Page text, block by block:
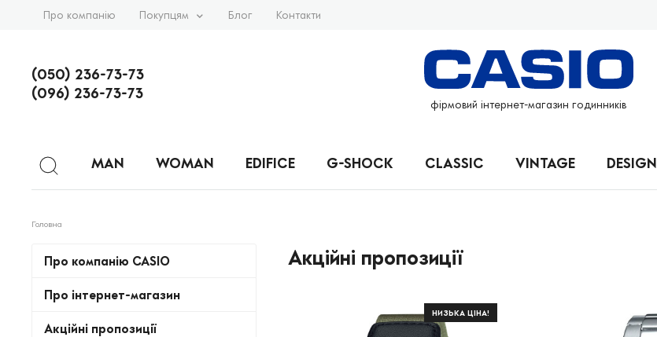
Про компанію Покупцям Блог Контакти
(050) 236-73-73
(096) 236-73-73
фірмовий інтернет-магазин годинників
MAN WOMAN EDIFICE G-SHOCK CLASSIC VINTAGE DESIGN
Головна
Про компанію CASIO
Про інтернет-магазин
Акційні пропозиції
Акційні пропозиції
НИЗЬКА ЦІНА!